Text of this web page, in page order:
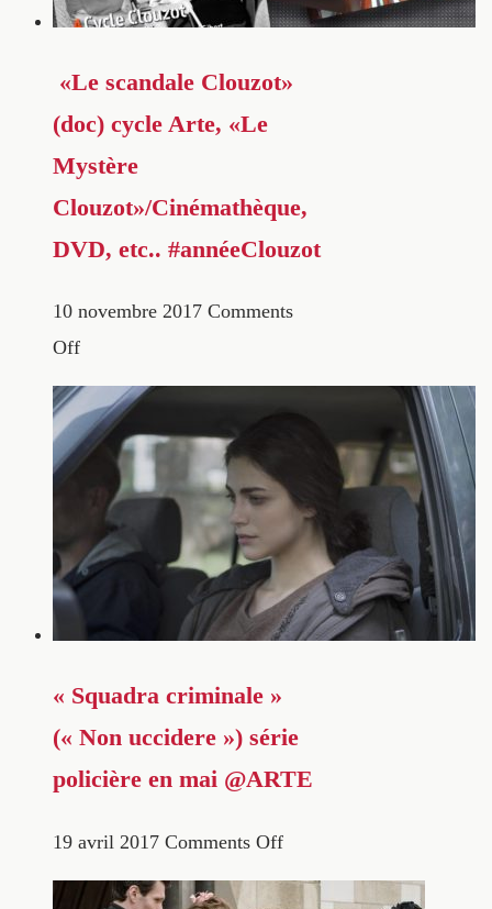
«Le scandale Clouzot»
(doc) cycle Arte, «Le
Mystère
Clouzot»/Cinémathèque,
DVD, etc.. #annéeClouzot
10 novembre 2017 Comments
Off
« Squadra criminale »
(« Non uccidere ») série
policière en mai @ARTE
19 avril 2017 Comments Off